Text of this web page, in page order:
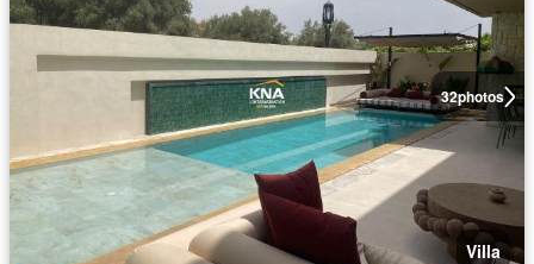
32photos
Villa